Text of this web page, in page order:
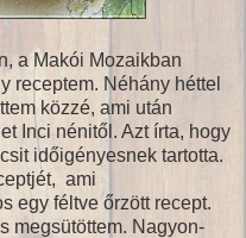
a Makói Mozaikban
receptem. Néhány héttel
közzé, ami után
Inci nénitől. Azt írta, hogy
időigényesnek tartotta.
ami
egy féltve őrzött recept.
megsütöttem. Nagyon-